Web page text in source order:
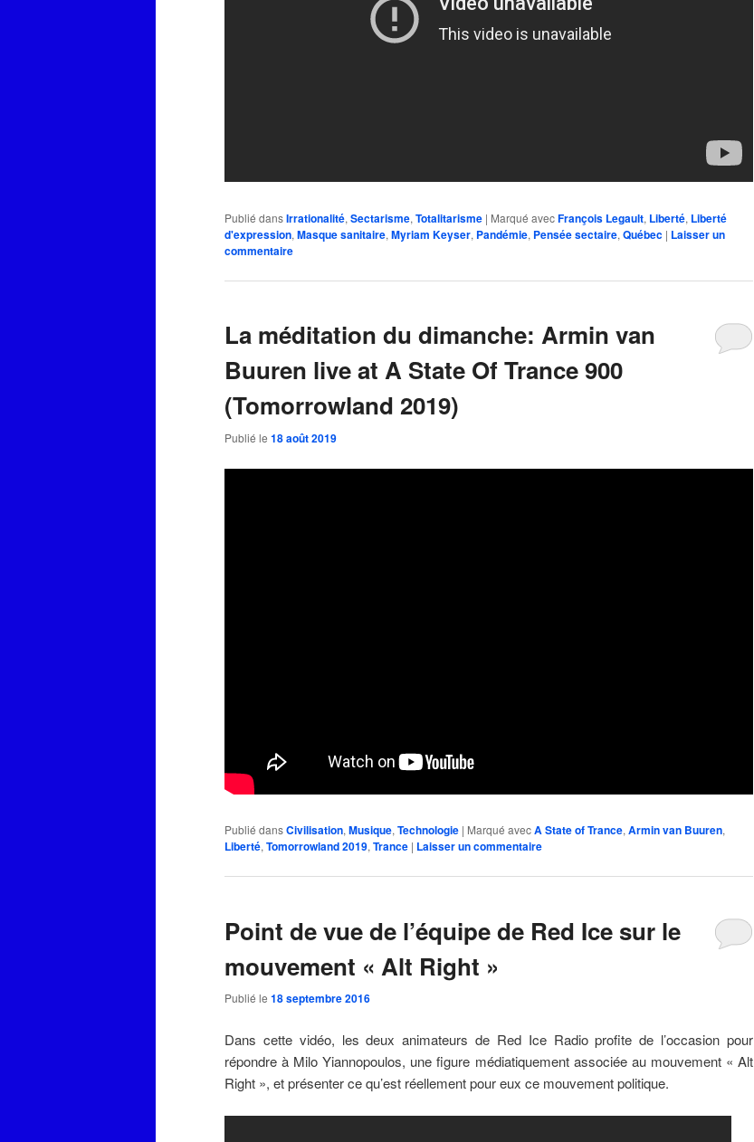
Publié dansIrrationalité, Sectarisme, Totalitarisme | Marqué avecFrançois Legault, Liberté, Liberté
d'expression, Masque sanitaire, Myriam Keyser, Pandémie, Pensée sectaire, Québec | Laisser un
commentaire
La méditation du dimanche: Armin van
Buuren live at A State Of Trance 900
(Tomorrowland 2019)
Publié le 18 août 2019
Publié dansCivilisation, Musique, Technologie | Marqué avecA State of Trance, Armin van Buuren,
Liberté, Tomorrowland 2019, Trance | Laisser un commentaire
Point de vue de l’équipe de Red Ice sur le
mouvement « Alt Right »
Publié le 18 septembre 2016
Dans cette vidéo, les deux animateurs de Red Ice Radio profite de l’occasion pour
répondre à Milo Yiannopoulos, une figure médiatiquement associée au mouvement « Alt
Right », et présenter ce qu’est réellement pour eux ce mouvement politique.